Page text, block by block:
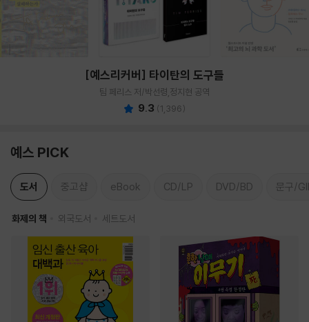
[예스리커버] 타이탄의 도구들
팀 페리스 저/박선령,정지현 공역
9.3 (1,396)
예스 PICK
도서 중고샵 eBook CD/LP DVD/BD 문구/
화제의 책 외국도서 세트도서